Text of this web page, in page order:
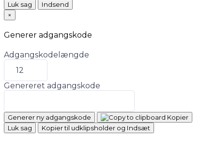
Luk sag
Indsend
×
Generer adgangskode
Adgangskodelængde
Genereret adgangskode
Generer ny adgangskode
Kopier
Luk sag
Kopier til udklipsholder og Indsæt